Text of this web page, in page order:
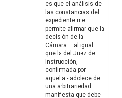
es que el análisis de
las constancias del
expediente me
permite afirmar que la
decisión de la
Cámara – al igual
que la del Juez de
Instrucción,
confirmada por
aquella - adolece de
una arbitrariedad
manifiesta que debe